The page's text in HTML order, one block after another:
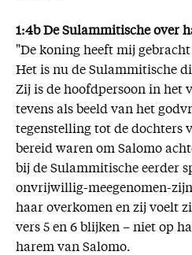
1:4b De Sulammitische over
"De koning heeft mij
Het is nu de Sulammitische
Zij is de hoofdpersoon in het
tevens als beeld van het
tegenstelling tot de dochters
bereid waren om Salomo
bij de Sulammitische eerder
onvrijwillig-meegenomen-
haar overkomen en zij voelt
vers 5 en 6 blijken – niet op
harem van Salomo.